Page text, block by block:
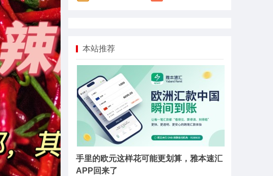
本站推荐
手里的欧元这样花可能更划算，雅本速汇
APP回来了